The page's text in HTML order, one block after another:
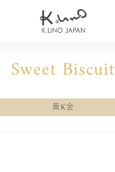
Sweet Biscuit
黃K金